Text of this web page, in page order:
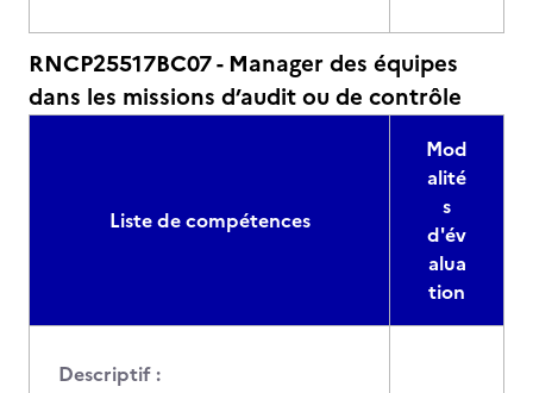
RNCP25517BC07 - Manager des équipes
dans les missions d’audit ou de contrôle
Liste de compétences
Mod
alité
s
d'év
alua
tion
Descriptif :